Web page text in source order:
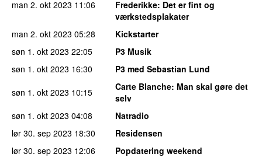
man 2. okt 2023 11:06
Frederikke: Det er fint og
værkstedsplakater
man 2. okt 2023 05:28
Kickstarter
søn 1. okt 2023 22:05
P3 Musik
søn 1. okt 2023 16:30
P3 med Sebastian Lund
søn 1. okt 2023 10:15 Carte Blanche: Man skal gøre det
selv
søn 1. okt 2023 04:08
Natradio
lør 30. sep 2023 18:30
Residensen
lør 30. sep 2023 12:06
Popdatering weekend